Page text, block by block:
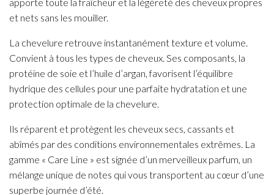
et nets sans les mouiller.
La chevelure retrouve instantanément texture et volume.
Convient à tous les types de cheveux. Ses composants, la
protéine de soie et l’huile d’argan, favorisent l’équilibre
hydrique des cellules pour une parfaite hydratation et une
protection optimale de la chevelure.
Ils réparent et protègent les cheveux secs, cassants et
abîmés par des conditions environnementales extrêmes. La
gamme « Care Line » est signée d’un merveilleux parfum, un
mélange unique de notes qui vous transportent au cœur d’une
superbe journée d’été.